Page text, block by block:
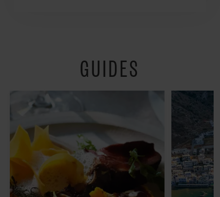
fredeligt”
GUIDES